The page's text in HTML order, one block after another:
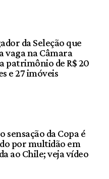
da Seleção que
vaga na Câmara
patrimônio de R$ 20
e 27 imóveis
sensação da Copa é
por multidão em
ao Chile; veja vídeo